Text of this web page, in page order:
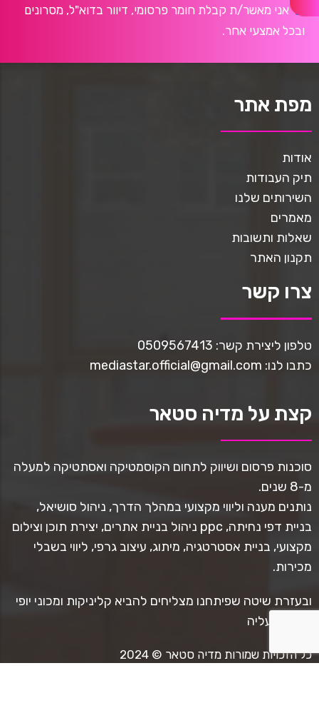
אני מאשר/ת קבלת חומר פרסומי, דיוור בדוא"ל, מסרונים
ובכל אמצעי אחר.
מפת אתר
אודות
תיק העבודות
השירותים שלנו
מאמרים
שאלות ותשובות
תקנון האתר
צרו קשר
טלפון ליצירת קשר: 0509567413
כתבו לנו: mediastar.official@gmail.com
קצת על מדיה סטאר
סוכנות פרסום ושיווק לתחום הקוסמטיקה ואסתטיקה למעלה
מ-8 שנים.
נותנים מענה וליווי מקצועי במהלך הדרך, ניהול סושיאל,
בניית דפי נחיתה, ppc ניהול בניית אתרים, יצירת תוכן וצילום
מקצועי, בניית אסטרטגיה, מיתוג, עיצוב גרפי, ליווי בשבלי
מכירות.
ובעזרת שיטה שפיתחנו מצליחים להביא קליניקות ומכוני יופי
למגמת עליה
כל הזכויות שמורות מדיה סטאר © 2024